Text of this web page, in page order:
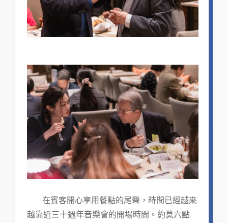
在賓客開心享用餐點的尾聲，時間已經越來
越靠近三十週年音樂會的開場時間。約莫六點